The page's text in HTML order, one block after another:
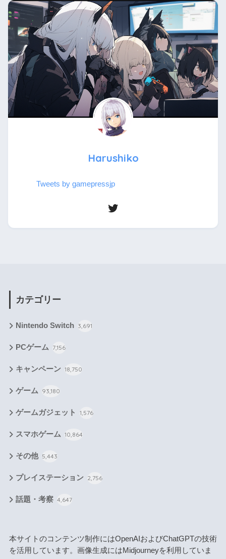
Harushiko
Tweets by gamepressjp
カテゴリー
Nintendo Switch 3,691
PCゲーム 7,156
キャンペーン 18,750
ゲーム 93,180
ゲームガジェット 1,576
スマホゲーム 10,864
その他 5,443
プレイステーション 2,756
話題・考察 4,647
本サイトのコンテンツ制作にはOpenAIおよびChatGPTの技術
を活用しています。画像生成にはMidjourneyを利用していま